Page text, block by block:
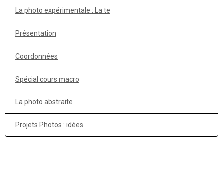
La photo expérimentale : La te
Présentation
Coordonnées
Spécial cours macro
La photo abstraite
Projets Photos : idées